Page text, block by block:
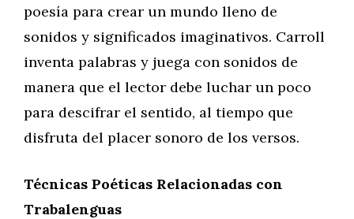
poesía para crear un mundo lleno de
sonidos y significados imaginativos. Carroll
inventa palabras y juega con sonidos de
manera que el lector debe luchar un poco
para descifrar el sentido, al tiempo que
disfruta del placer sonoro de los versos.
Técnicas Poéticas Relacionadas con
Trabalenguas